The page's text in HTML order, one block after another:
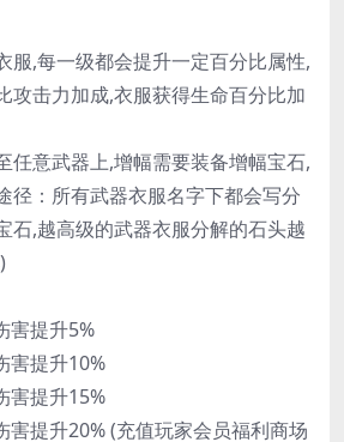
服,每一级都会提升一定百分比属性,
攻击力加成,衣服获得生命百分比加
任意武器上,增幅需要装备增幅宝石,
径：所有武器衣服名字下都会写分
石,越高级的武器衣服分解的石头越
害提升5%
害提升10%
害提升15%
害提升20% (充值玩家会员福利商场